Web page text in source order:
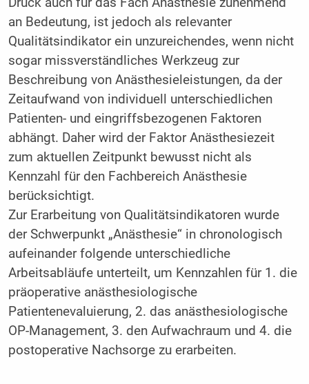
an Bedeutung, ist jedoch als relevanter
Qualitätsindikator ein unzureichendes, wenn nicht
sogar missverständliches Werkzeug zur
Beschreibung von Anästhesieleistungen, da der
Zeitaufwand von individuell unterschiedlichen
Patienten- und eingriffsbezogenen Faktoren
abhängt. Daher wird der Faktor Anästhesiezeit
zum aktuellen Zeitpunkt bewusst nicht als
Kennzahl für den Fachbereich Anästhesie
berücksichtigt.
Zur Erarbeitung von Qualitätsindikatoren wurde
der Schwerpunkt „Anästhesie“ in chronologisch
aufeinander folgende ­unterschiedliche
Arbeitsabläufe unterteilt, um Kennzahlen für 1. die
präoperative anästhesiologische
Patientenevaluierung, 2. das anästhesiologische
OP-Management, 3. den Aufwachraum und 4. die
postoperative Nachsorge zu erarbeiten.